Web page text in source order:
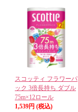
スコッティ フラワーパ
ック 3倍長持ち ダブル
75m×12ロール
1,539円 (税込)